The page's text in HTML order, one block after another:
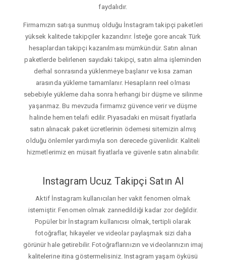
faydalıdır.
Firmamızın satışa sunmuş olduğu İnstagram takipçi paketleri
yüksek kalitede takipçiler kazandırır. İsteğe gore ancak Türk
hesaplardan takipçi kazanılması mümkündür. Satın alınan
paketlerde belirlenen sayıdaki takipçi, satın alma işleminden
derhal sonrasında yüklenmeye başlanır ve kısa zaman
arasında yükleme tamamlanır. Hesapların reel olması
sebebiyle yükleme daha sonra herhangi bir düşme ve silinme
yaşanmaz. Bu mevzuda firmamız güvence verir ve düşme
halinde hemen telafi edilir. Piyasadaki en müsait fiyatlarla
satın alınacak paket ücretlerinin ödemesi sitemizin almış
olduğu önlemler yardımıyla son derecede güvenlidir. Kaliteli
hizmetlerimiz en müsait fiyatlarla ve güvenle satın alınabilir.
Instagram Ucuz Takipçi Satın Al
Aktif İnstagram kullanıcıları her vakit fenomen olmak
istemiştir. Fenomen olmak zannedildiği kadar zor değildir.
Popüler bir İnstagram kullanıcısı olmak, tertipli olarak
fotoğraflar, hikayeler ve videolar paylaşmak sizi daha
görünür hale getirebilir. Fotoğraflarınızın ve videolarınızın imaj
kalitelerine itina göstermelisiniz. Instagram yaşam öyküsü